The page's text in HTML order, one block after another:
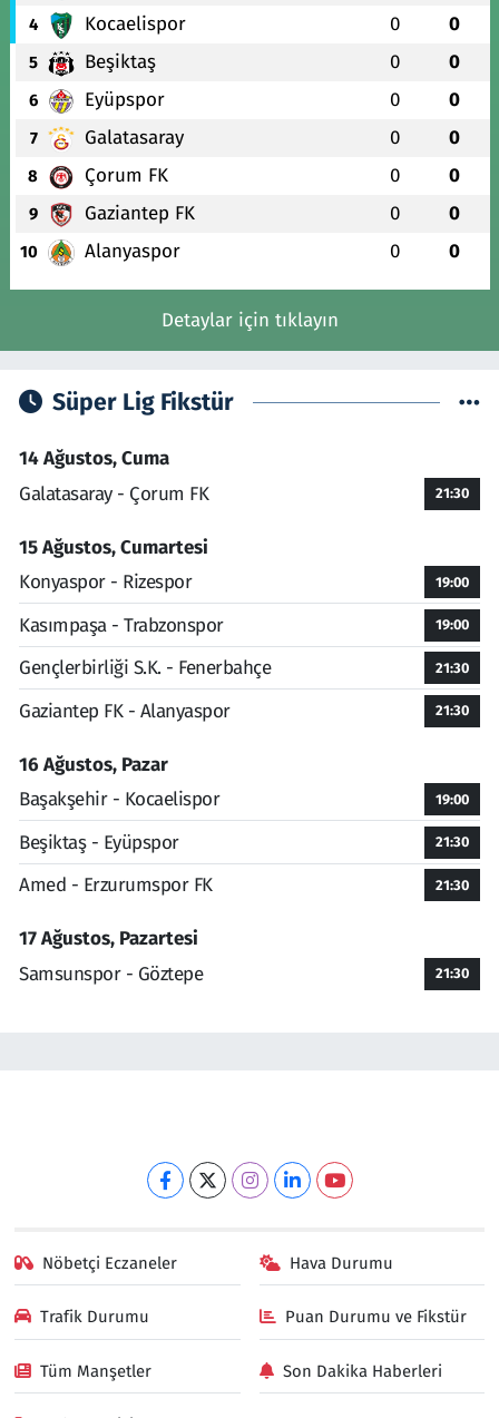
4 Kocaelispor 0 0
5 Beşiktaş 0 0
6 Eyüpspor 0 0
7 Galatasaray 0 0
8 Çorum FK 0 0
9 Gaziantep FK 0 0
10 Alanyaspor 0 0
Detaylar için tıklayın
Süper Lig Fikstür
14 Ağustos, Cuma
Galatasaray - Çorum FK
21:30
15 Ağustos, Cumartesi
Konyaspor - Rizespor
19:00
Kasımpaşa - Trabzonspor 19:00
Gençlerbirliği S.K. - Fenerbahçe 21:30
Gaziantep FK - Alanyaspor 21:30
16 Ağustos, Pazar
Başakşehir - Kocaelispor
19:00
Beşiktaş - Eyüpspor 21:30
Amed - Erzurumspor FK 21:30
17 Ağustos, Pazartesi
Samsunspor - Göztepe
21:30
Nöbetçi Eczaneler Hava Durumu
Trafik Durumu Puan Durumu ve Fikstür
Tüm Manşetler Son Dakika Haberleri